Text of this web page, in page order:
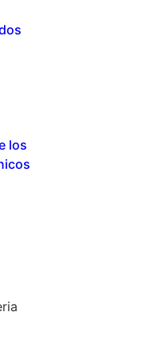
los